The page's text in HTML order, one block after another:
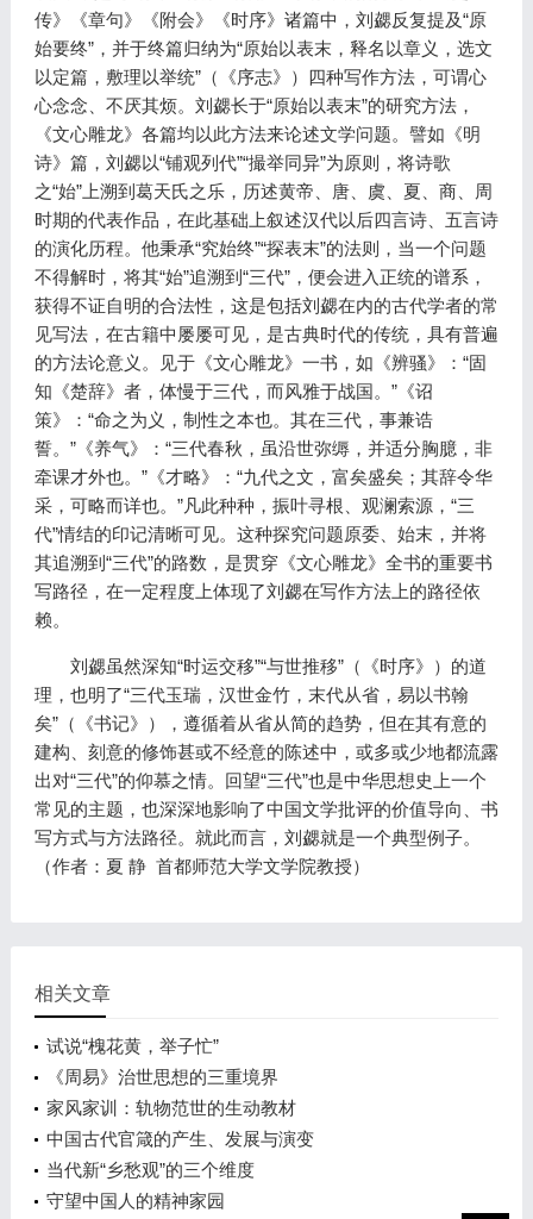
传》《章句》《附会》《时序》诸篇中，刘勰反复提及“原
始要终”，并于终篇归纳为“原始以表末，释名以章义，选文
以定篇，敷理以举统”（《序志》）四种写作方法，可谓心
心念念、不厌其烦。刘勰长于“原始以表末”的研究方法，
《文心雕龙》各篇均以此方法来论述文学问题。譬如《明
诗》篇，刘勰以“铺观列代”“撮举同异”为原则，将诗歌
之“始”上溯到葛天氏之乐，历述黄帝、唐、虞、夏、商、周
时期的代表作品，在此基础上叙述汉代以后四言诗、五言诗
的演化历程。他秉承“究始终”“探表末”的法则，当一个问题
不得解时，将其“始”追溯到“三代”，便会进入正统的谱系，
获得不证自明的合法性，这是包括刘勰在内的古代学者的常
见写法，在古籍中屡屡可见，是古典时代的传统，具有普遍
的方法论意义。见于《文心雕龙》一书，如《辨骚》：“固
知《楚辞》者，体慢于三代，而风雅于战国。”《诏
策》：“命之为义，制性之本也。其在三代，事兼诰
誓。”《养气》：“三代春秋，虽沿世弥缛，并适分胸臆，非
牵课才外也。”《才略》：“九代之文，富矣盛矣；其辞令华
采，可略而详也。”凡此种种，振叶寻根、观澜索源，“三
代”情结的印记清晰可见。这种探究问题原委、始末，并将
其追溯到“三代”的路数，是贯穿《文心雕龙》全书的重要书
写路径，在一定程度上体现了刘勰在写作方法上的路径依
赖。
刘勰虽然深知“时运交移”“与世推移”（《时序》）的道
理，也明了“三代玉瑞，汉世金竹，末代从省，易以书翰
矣”（《书记》），遵循着从省从简的趋势，但在其有意的
建构、刻意的修饰甚或不经意的陈述中，或多或少地都流露
出对“三代”的仰慕之情。回望“三代”也是中华思想史上一个
常见的主题，也深深地影响了中国文学批评的价值导向、书
写方式与方法路径。就此而言，刘勰就是一个典型例子。
（作者：夏 静 首都师范大学文学院教授）
相关文章
试说“槐花黄，举子忙”
《周易》治世思想的三重境界
家风家训：轨物范世的生动教材
中国古代官箴的产生、发展与演变
当代新“乡愁观”的三个维度
守望中国人的精神家园